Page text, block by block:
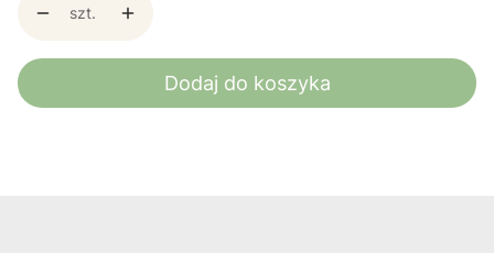
szt.
Dodaj do koszyka